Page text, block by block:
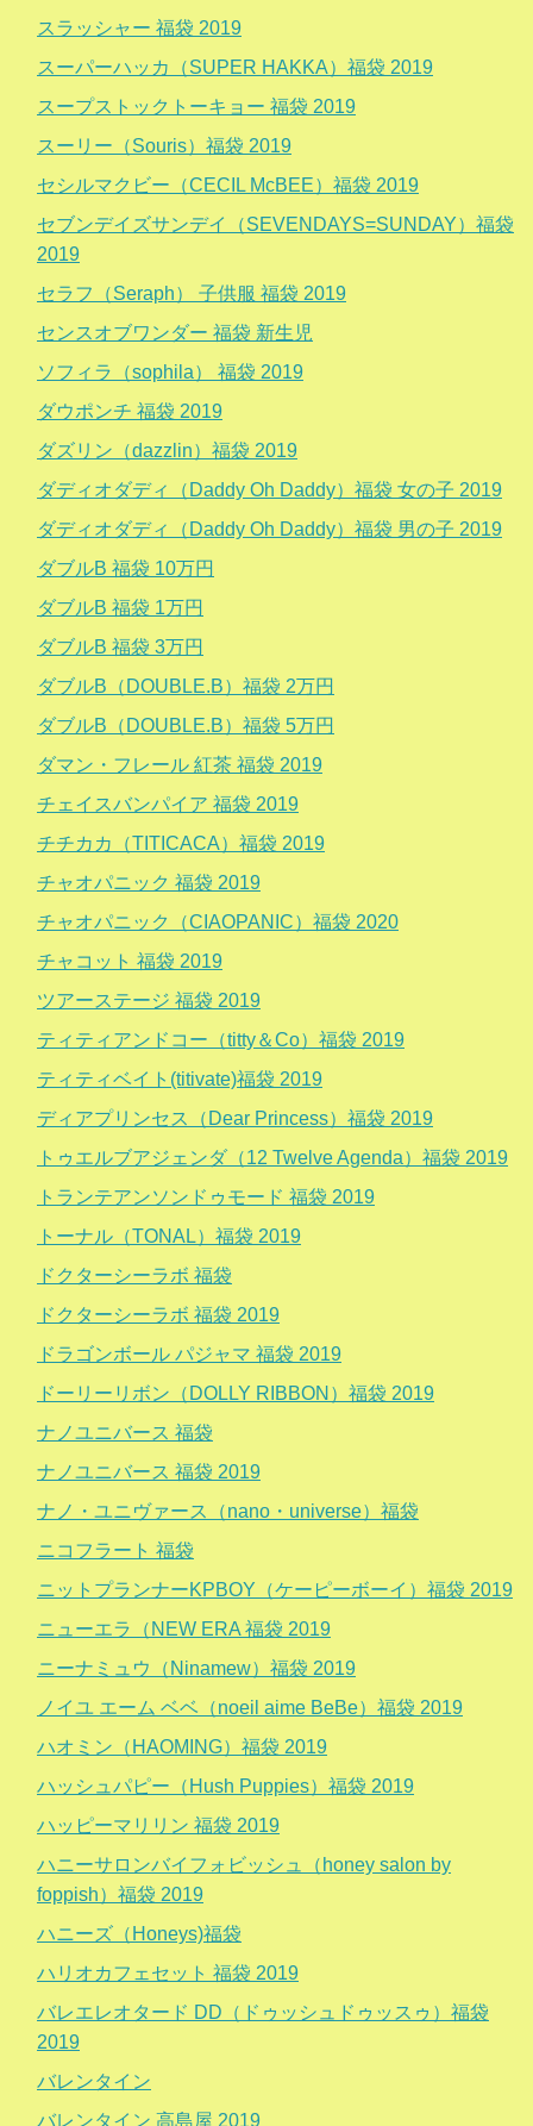
スラッシャー 福袋 2019
スーパーハッカ（SUPER HAKKA）福袋 2019
スープストックトーキョー 福袋 2019
スーリー（Souris）福袋 2019
セシルマクビー（CECIL McBEE）福袋 2019
セブンデイズサンデイ（SEVENDAYS=SUNDAY）福袋
2019
セラフ（Seraph） 子供服 福袋 2019
センスオブワンダー 福袋 新生児
ソフィラ（sophila） 福袋 2019
ダウポンチ 福袋 2019
ダズリン（dazzlin）福袋 2019
ダディオダディ（Daddy Oh Daddy）福袋 女の子 2019
ダディオダディ（Daddy Oh Daddy）福袋 男の子 2019
ダブルB 福袋 10万円
ダブルB 福袋 1万円
ダブルB 福袋 3万円
ダブルB（DOUBLE.B）福袋 2万円
ダブルB（DOUBLE.B）福袋 5万円
ダマン・フレール 紅茶 福袋 2019
チェイスバンパイア 福袋 2019
チチカカ（TITICACA）福袋 2019
チャオパニック 福袋 2019
チャオパニック（CIAOPANIC）福袋 2020
チャコット 福袋 2019
ツアーステージ 福袋 2019
ティティアンドコー（titty＆Co）福袋 2019
ティティベイト(titivate)福袋 2019
ディアプリンセス（Dear Princess）福袋 2019
トゥエルブアジェンダ（12 Twelve Agenda）福袋 2019
トランテアンソンドゥモード 福袋 2019
トーナル（TONAL）福袋 2019
ドクターシーラボ 福袋
ドクターシーラボ 福袋 2019
ドラゴンボール パジャマ 福袋 2019
ドーリーリボン（DOLLY RIBBON）福袋 2019
ナノユニバース 福袋
ナノユニバース 福袋 2019
ナノ・ユニヴァース（nano・universe）福袋
ニコフラート 福袋
ニットプランナーKPBOY（ケーピーボーイ）福袋 2019
ニューエラ（NEW ERA 福袋 2019
ニーナミュウ（Ninamew）福袋 2019
ノイユ エーム ベベ（noeil aime BeBe）福袋 2019
ハオミン（HAOMING）福袋 2019
ハッシュパピー（Hush Puppies）福袋 2019
ハッピーマリリン 福袋 2019
ハニーサロンバイフォビッシュ（honey salon by
foppish）福袋 2019
ハニーズ（Honeys)福袋
ハリオカフェセット 福袋 2019
バレエレオタード DD（ドゥッシュドゥッスゥ）福袋
2019
バレンタイン
バレンタイン 高島屋 2019